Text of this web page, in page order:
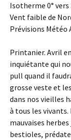
Isotherme 0°
Vent faible de
Prévisions Météo
Printanier. Avril
inquiétante qui
pull quand il
grosse veste et
dans nos vieilles
à tous les
mauvaises
bestioles,